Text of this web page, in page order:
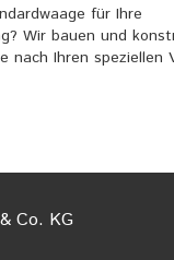
für Ihre
Wir bauen und
nach Ihren speziellen
Co. KG